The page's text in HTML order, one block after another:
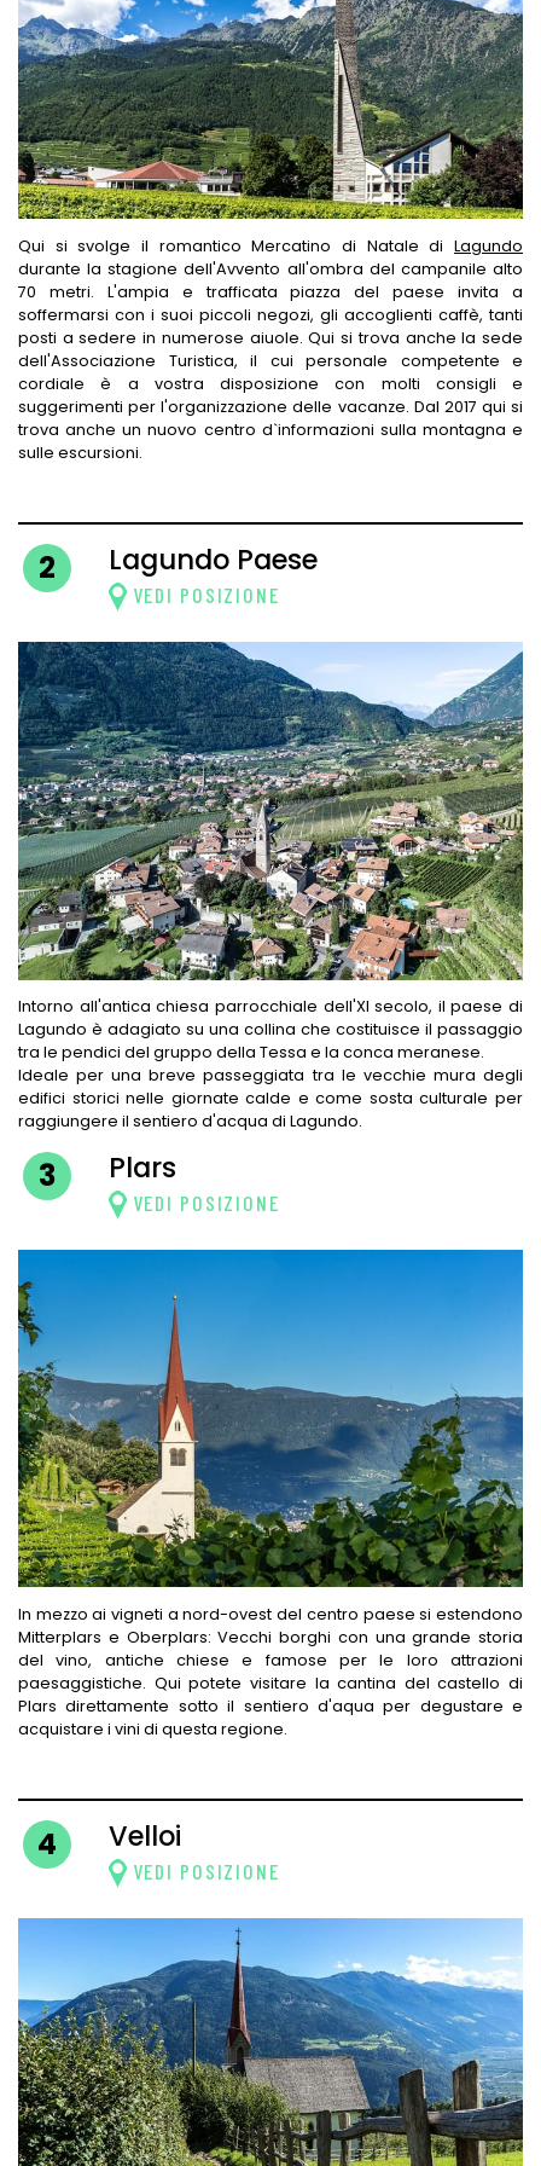
Qui si svolge il romantico Mercatino di Natale di Lagundo
durante la stagione dell'Avvento all'ombra del campanile alto
70 metri. L'ampia e trafficata piazza del paese invita a
soffermarsi con i suoi piccoli negozi, gli accoglienti caffè, tanti
posti a sedere in numerose aiuole. Qui si trova anche la sede
dell'Associazione Turistica, il cui personale competente e
cordiale è a vostra disposizione con molti consigli e
suggerimenti per l'organizzazione delle vacanze. Dal 2017 qui si
trova anche un nuovo centro d`informazioni sulla montagna e
sulle escursioni.
2 Lagundo Paese
VEDI POSIZIONE
Intorno all'antica chiesa parrocchiale dell'XI secolo, il paese di
Lagundo è adagiato su una collina che costituisce il passaggio
tra le pendici del gruppo della Tessa e la conca meranese.
Ideale per una breve passeggiata tra le vecchie mura degli
edifici storici nelle giornate calde e come sosta culturale per
raggiungere il sentiero d'acqua di Lagundo.
3 Plars
VEDI POSIZIONE
In mezzo ai vigneti a nord-ovest del centro paese si estendono
Mitterplars e Oberplars: Vecchi borghi con una grande storia
del vino, antiche chiese e famose per le loro attrazioni
paesaggistiche. Qui potete visitare la cantina del castello di
Plars direttamente sotto il sentiero d'aqua per degustare e
acquistare i vini di questa regione.
4 Velloi
VEDI POSIZIONE